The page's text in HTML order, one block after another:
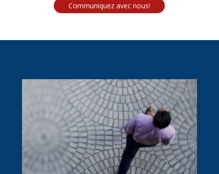
Communiquez avec nous!